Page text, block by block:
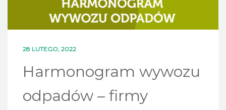
28 LUTEGO, 2022
Harmonogram wywozu
odpadów – firmy